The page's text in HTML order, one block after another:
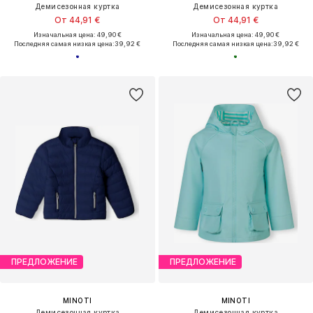
Демисезонная куртка
От 44,91 €
Изначальная цена: 49,90 €
Последняя самая низкая цена:39,92 €
Демисезонная куртка
От 44,91 €
Изначальная цена: 49,90 €
Последняя самая низкая цена:39,92 €
ПРЕДЛОЖЕНИЕ
MINOTI
ПРЕДЛОЖЕНИЕ
MINOTI